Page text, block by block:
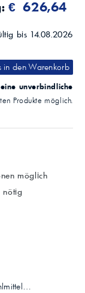
€ 626,64
bis 14.08.2026
in den Warenkorb
unverbindliche
Produkte möglich.
möglich
nötig